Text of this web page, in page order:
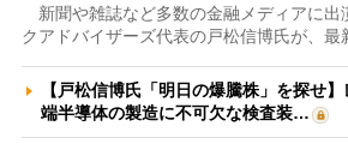
新聞や雑誌など多数の金融メディアに出
クアドバイザーズ代表の戸松信博氏が、
【戸松信博氏「明日の爆騰株」を探せ
端半導体の製造に不可欠な検査装…